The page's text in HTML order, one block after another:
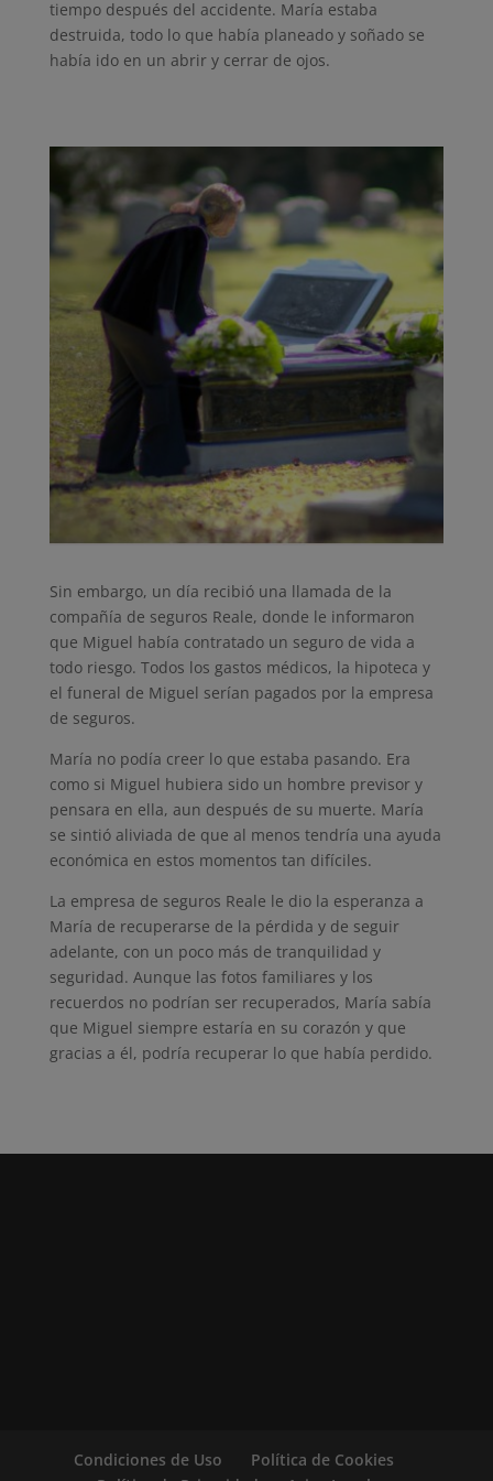
tiempo después del accidente. María estaba
destruida, todo lo que había planeado y soñado se
había ido en un abrir y cerrar de ojos.
Sin embargo, un día recibió una llamada de la
compañía de seguros Reale, donde le informaron
que Miguel había contratado un seguro de vida a
todo riesgo. Todos los gastos médicos, la hipoteca y
el funeral de Miguel serían pagados por la empresa
de seguros.
María no podía creer lo que estaba pasando. Era
como si Miguel hubiera sido un hombre previsor y
pensara en ella, aun después de su muerte. María
se sintió aliviada de que al menos tendría una ayuda
económica en estos momentos tan difíciles.
La empresa de seguros Reale le dio la esperanza a
María de recuperarse de la pérdida y de seguir
adelante, con un poco más de tranquilidad y
seguridad. Aunque las fotos familiares y los
recuerdos no podrían ser recuperados, María sabía
que Miguel siempre estaría en su corazón y que
gracias a él, podría recuperar lo que había perdido.
Condiciones de Uso
Política de Cookies